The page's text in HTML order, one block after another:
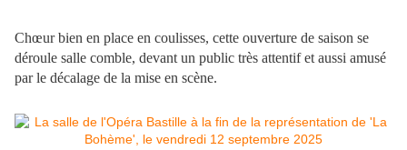
Chœur bien en place en coulisses, cette ouverture de saison se
déroule salle comble, devant un public très attentif et aussi amusé
par le décalage de la mise en scène.